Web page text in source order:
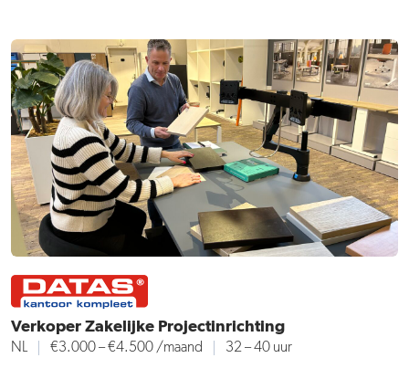
Verkoper Zakelijke Projectinrichting
NL €3.000 – €4.500 /maand 32 – 40 uur